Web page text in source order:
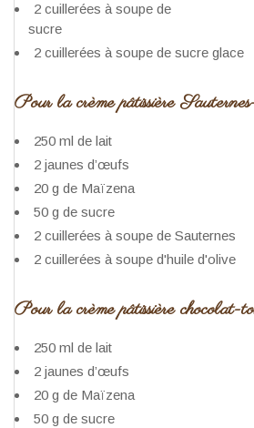
2 cuillerées à soupe de
sucre
2 cuillerées à soupe de sucre glace
Pour la crème pâtissière
250 ml de lait
2 jaunes d’œufs
20 g de Maïzena
50 g de sucre
2 cuillerées à soupe de Sauternes
2 cuillerées à soupe d'huile d'olive
Pour la crème pâtissière chocolat-
250 ml de lait
2 jaunes d’œufs
20 g de Maïzena
50 g de sucre